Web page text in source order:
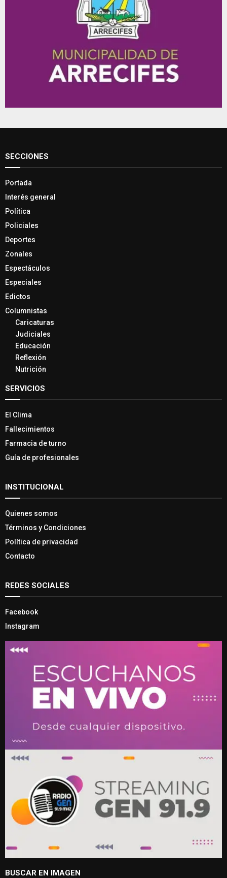
SECCIONES
Portada
Interés general
Política
Policiales
Deportes
Zonales
Espectáculos
Especiales
Edictos
Columnistas
Caricaturas
Judiciales
Educación
Reflexión
Nutrición
SERVICIOS
El Clima
Fallecimientos
Farmacia de turno
Guía de profesionales
INSTITUCIONAL
Quienes somos
Términos y Condiciones
Política de privacidad
Contacto
REDES SOCIALES
Facebook
Instagram
BUSCAR EN IMAGEN